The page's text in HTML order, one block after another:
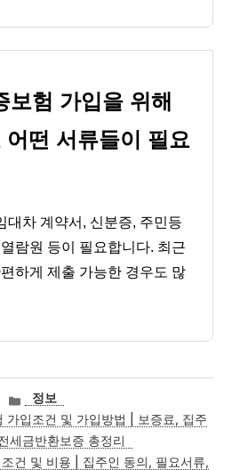
보험 가입을 위해
어떤 서류들이 필요
대차 계약서, 신분증, 주민등
람원 등이 필요합니다. 최근
하게 제출 가능한 경우도 많
카
테
고
리
정보
가입조건 및 가입방법 | 보증료, 집주
세금반환보증 총정리
건 및 비용 | 집주인 동의, 필요서류,